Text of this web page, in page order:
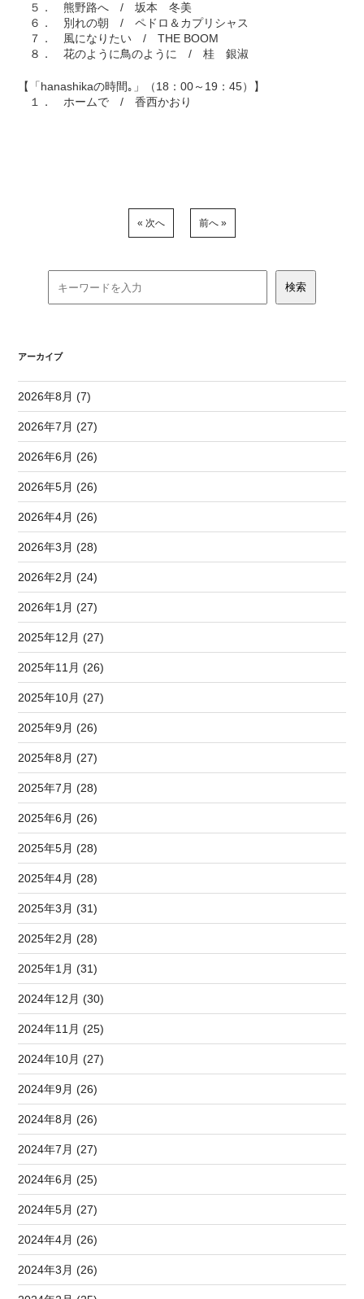
５． 熊野路へ / 坂本 冬美
６． 別れの朝 / ペドロ＆カプリシャス
７． 風になりたい / THE BOOM
８． 花のように鳥のように / 桂 銀淑
【「hanashikaの時間｡」（18：00～19：45）】
１． ホームで / 香西かおり
« 次へ 前へ »
アーカイブ
2026年8月 (7)
2026年7月 (27)
2026年6月 (26)
2026年5月 (26)
2026年4月 (26)
2026年3月 (28)
2026年2月 (24)
2026年1月 (27)
2025年12月 (27)
2025年11月 (26)
2025年10月 (27)
2025年9月 (26)
2025年8月 (27)
2025年7月 (28)
2025年6月 (26)
2025年5月 (28)
2025年4月 (28)
2025年3月 (31)
2025年2月 (28)
2025年1月 (31)
2024年12月 (30)
2024年11月 (25)
2024年10月 (27)
2024年9月 (26)
2024年8月 (26)
2024年7月 (27)
2024年6月 (25)
2024年5月 (27)
2024年4月 (26)
2024年3月 (26)